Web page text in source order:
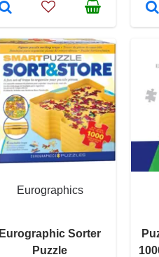
Eurographics
Eurographic Sorter
Puzzle